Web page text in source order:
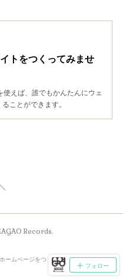
トをつくってみませ
使えば、誰でもかんたんにウェ
ことができます。
フォロー
Records.
ームページをつくろう